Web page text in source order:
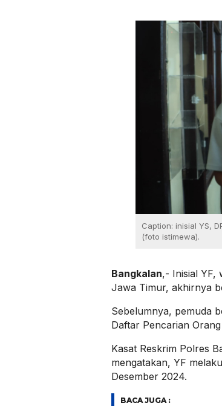
Caption: inisial YS,
(foto istimewa).
Bangkalan,- Inisial YF,
Jawa Timur, akhirnya
Sebelumnya, pemuda
Daftar Pencarian
Kasat Reskrim Polres
mengatakan, YF
Desember 2024.
BACA JUGA :